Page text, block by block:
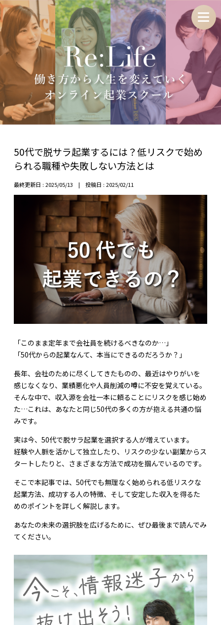
50代で脱サラ起業するには？低リスクで始め
られる職種や失敗しない方法とは
最終更新日 : 2025/05/13 | 投稿日 : 2025/02/11
「このまま定年まで会社員を続けるべきなのか…」
「50代からの起業なんて、本当にできるのだろうか？」
長年、会社のために尽くしてきたものの、最近はやりがいを
感じなくなり、業績悪化や人員削減の噂に不安を覚えている。
そんな中で、収入源を会社一本に頼ることにリスクを感じ始め
た…これは、あなたと同じ50代の多くの方が抱える共通の悩
みです。
実は今、50代で脱サラ起業を選択する人が増えています。
経験や人脈を活かして独立したり、リスクの少ない副業からス
タートしたりと、さまざまな方法で成功を掴んでいるのです。
そこで本記事では、50代でも無理なく始められる低リスクな
起業方法、成功する人の特徴、そして安定した収入を得るた
めのポイントを詳しく解説します。
あなたの未来の選択肢を広げるために、ぜひ最後まで読んでみ
てください。